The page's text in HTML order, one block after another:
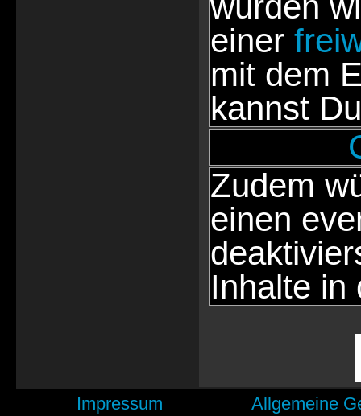
einer
mit dem
kannst
Zudem
einen
Inhalte in
Impressum
Allgemeine